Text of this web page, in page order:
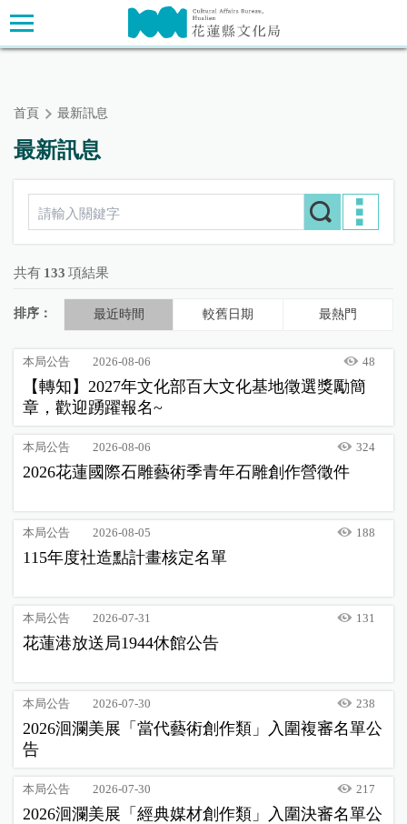
跳
到
主
主要內容區塊
首頁 最新訊息
最新訊息
共有 133 項結果
排序： 最近時間 較舊日期 最熱門
本局公告 2026-08-06 48
【轉知】2027年文化部百大文化基地徵選獎勵簡
章，歡迎踴躍報名~
本局公告 2026-08-06 324
2026花蓮國際石雕藝術季青年石雕創作營徵件
本局公告 2026-08-05 188
115年度社造點計畫核定名單
本局公告 2026-07-31 131
花蓮港放送局1944休館公告
本局公告 2026-07-30 238
2026洄瀾美展「當代藝術創作類」入圍複審名單公
告
本局公告 2026-07-30 217
2026洄瀾美展「經典媒材創作類」入圍決審名單公